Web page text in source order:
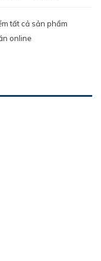
tất cả sản phẩm
online